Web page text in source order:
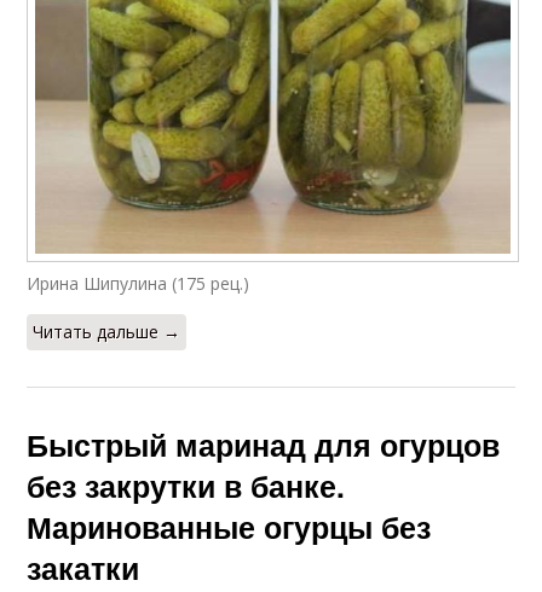
Ирина Шипулина (175 рец.)
Читать дальше →
Быстрый маринад для огурцов
без закрутки в банке.
Маринованные огурцы без
закатки